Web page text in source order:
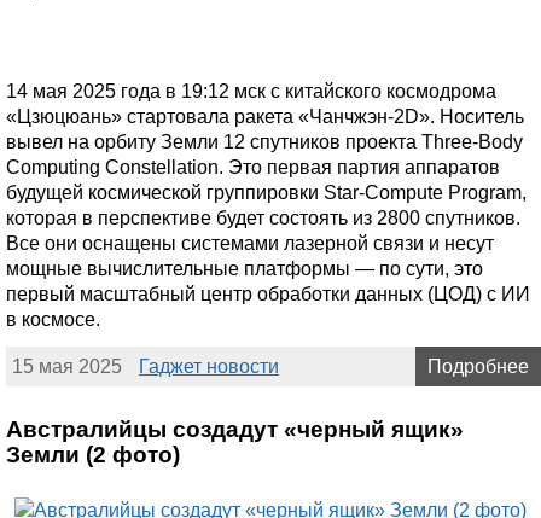
14 мая 2025 года в 19:12 мск с китайского космодрома
«Цзюцюань» стартовала ракета «Чанчжэн-2D». Носитель
вывел на орбиту Земли 12 спутников проекта Three-Body
Computing Constellation. Это первая партия аппаратов
будущей космической группировки Star-Compute Program,
которая в перспективе будет состоять из 2800 спутников.
Все они оснащены системами лазерной связи и несут
мощные вычислительные платформы — по сути, это
первый масштабный центр обработки данных (ЦОД) с ИИ
в космосе.
15 мая 2025 Гаджет новости Подробнее
Австралийцы создадут «черный ящик»
Земли (2 фото)